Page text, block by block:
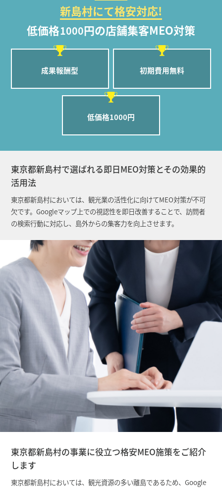
新島村にて格安対応!
低価格1000円の店舗集客MEO対策
成果報酬型 初期費用無料
低価格1000円
東京都新島村で選ばれる即日MEO対策とその効果的
活用法
東京都新島村においては、観光業の活性化に向けてMEO対策が不可
欠です。Googleマップ上での視認性を即日改善することで、訪問者
の検索行動に対応し、島外からの集客力を向上させます。
東京都新島村の事業に役立つ格安MEO施策をご紹介
します
東京都新島村においては、観光資源の多い離島であるため、Google